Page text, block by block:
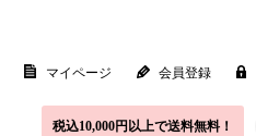
マイページ 会員登録
税込10,000円以上で送料無料！